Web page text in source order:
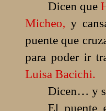
Dicen que
Micheo, y
puente que
para poder ir
Luisa Bacichi.
Dicen… y
El puente